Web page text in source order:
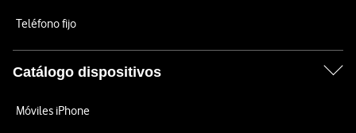
Teléfono fijo
Catálogo dispositivos
Móviles iPhone